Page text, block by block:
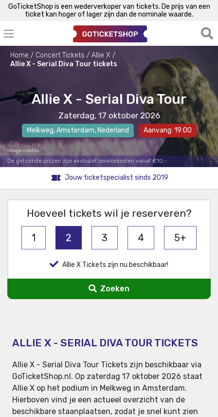
GoTicketShop is een wederverkoper van tickets. De prijs van een
ticket kan hoger of lager zijn dan de nominale waarde.
Home Concert Tickets
Allie X
Allie X - Serial Diva Tour tickets
Allie X - Serial Diva Tour
Zaterdag, 17 oktober 2026
Melkweg,Amsterdam, Nederland Aanvang: 19:00
Image credits
De getoonde prijzen zijn exclusief servicekosten vanaf €10,-.
Jouw ticketspecialist sinds 2019
Hoeveel tickets wil je reserveren?
1 2 3 4 5+
Allie X Tickets zijn nu beschikbaar!
Zoeken
ALLIE X - SERIAL DIVA TOUR TICKETS
Allie X - Serial Diva Tour Tickets zijn beschikbaar via
GoTicketShop.nl. Op zaterdag 17 oktober 2026 staat
Allie X op het podium in Melkweg in Amsterdam.
Hierboven vind je een actueel overzicht van de
beschikbare staanplaatsen, zodat je snel kunt zien